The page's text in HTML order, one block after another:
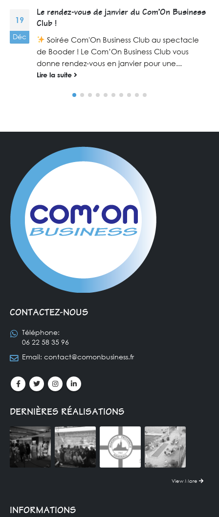
06
Juil
Le rendez-vous de juillet du Com’On Business
Club !
Soirée Com'On Business Club au Martigues
Summer Festiv'Halle ! Le Com’On Business Club
vous donne rendez-vous pour la soirée estivale...
Lire la suite
CONTACTEZ-NOUS
Téléphone:
06 22 58 35 96
Email: contact@comonbusiness.fr
DERNIÈRES RÉALISATIONS
View More
INFORMATIONS